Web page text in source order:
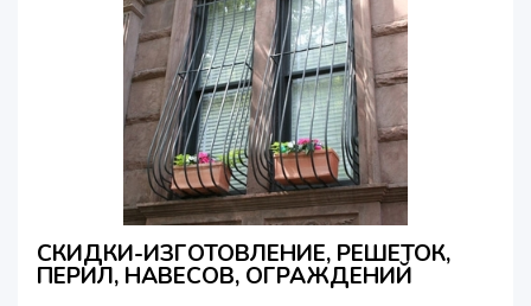
СКИДКИ-ИЗГОТОВЛЕНИЕ, РЕШЕТОК,
ПЕРИЛ, НАВЕСОВ, ОГРАЖДЕНИЙ